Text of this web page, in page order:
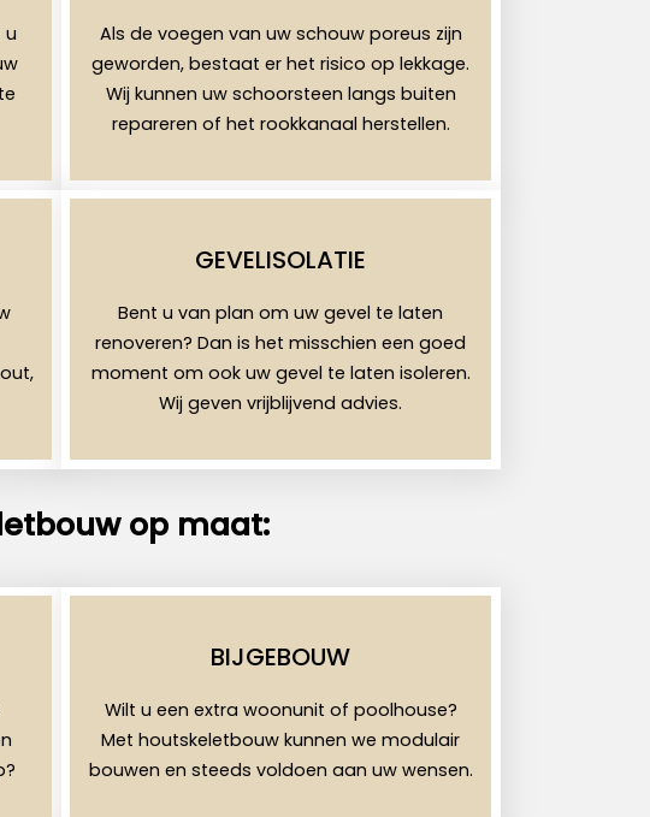
u
Als de voegen van uw schouw poreus zijn
geworden, bestaat er het risico op lekkage.
Wij kunnen uw schoorsteen langs buiten
repareren of het rookkanaal herstellen.
GEVELISOLATIE
Bent u van plan om uw gevel te laten
renoveren? Dan is het misschien een goed
moment om ook uw gevel te laten isoleren.
Wij geven vrijblijvend advies.
op maat:
BIJGEBOUW
Wilt u een extra woonunit of poolhouse?
Met houtskeletbouw kunnen we modulair
bouwen en steeds voldoen aan uw wensen.